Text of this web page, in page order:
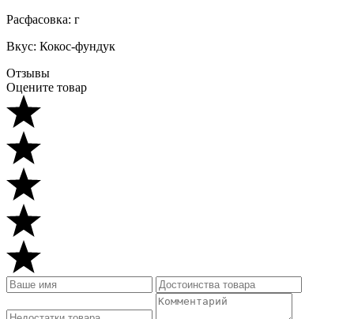
Расфасовка: г
Вкус: Кокос-фундук
Отзывы
Оцените товар